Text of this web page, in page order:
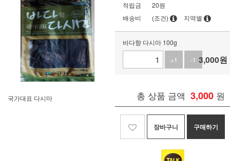
국가대표 다시마
적립금
20원
배송비
(조건) 지역별
바다향 다시마 100g
+1
-1 3,000원
총 상품 금액 3,000 원
장바구니 구매하기